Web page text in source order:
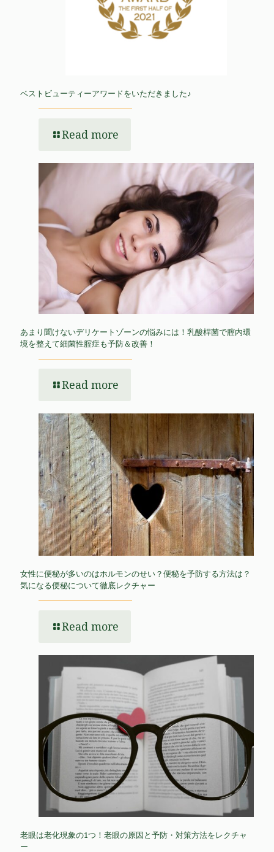
ベストビューティーアワードをいただきました♪
Read more
あまり聞けないデリケートゾーンの悩みには！乳酸桿菌で膣内環
境を整えて細菌性腟症も予防＆改善！
Read more
女性に便秘が多いのはホルモンのせい？便秘を予防する方法は？
気になる便秘について徹底レクチャー
Read more
老眼は老化現象の1つ！老眼の原因と予防・対策方法をレクチャ
ー